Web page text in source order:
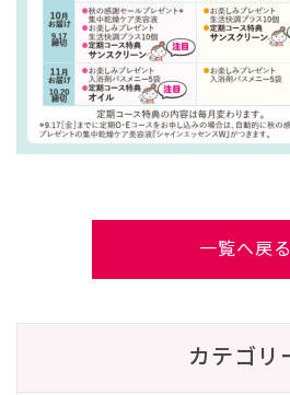
一覧へ戻る
カテゴリ